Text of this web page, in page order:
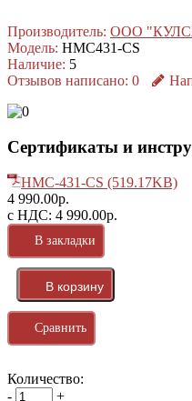
Производитель: ООО
Модель: HMC431-CS
Наличие: 5
Отзывов написано: 0
Сертификаты и
HMC-431-CS (519.17KB)
4 990.00р.
с НДС: 4 990.00р.
В закладки
Сравнить
Количество:
-
+